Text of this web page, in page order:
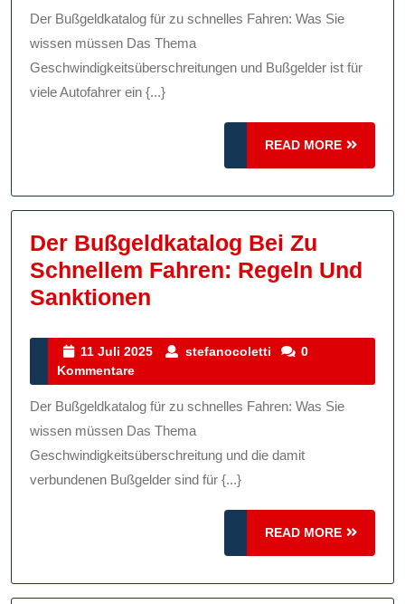
Fahren:
Sie
Müssen
Der Bußgeldkatalog für zu schnelles Fahren: Was Sie
wissen müssen Das Thema
Geschwindigkeitsüberschreitungen und Bußgelder ist für
viele Autofahrer ein {...}
READ MORE
READ
MORE
Der Bußgeldkatalog Bei Zu
Schnellem Fahren: Regeln Und
Sanktionen
Bei
Schnellem
Fahren:
Regeln
Und
Sanktionen
11 Juli 2025
11
2025
stefanocoletti stefanocoletti
0
Kommentare
Der Bußgeldkatalog für zu schnelles Fahren: Was Sie
wissen müssen Das Thema
Geschwindigkeitsüberschreitung und die damit
verbundenen Bußgelder sind für {...}
READ MORE
READ
MORE